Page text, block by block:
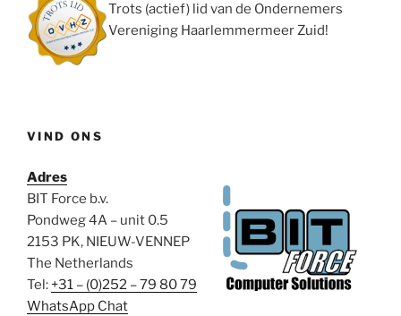
Trots (actief) lid van de Ondernemers
Vereniging Haarlemmermeer Zuid!
VIND ONS
Adres
BIT Force b.v.
Pondweg 4A – unit 0.5
2153 PK, NIEUW-VENNEP
The Netherlands
Tel: +31 – (0)252 – 79 80 79
WhatsApp Chat